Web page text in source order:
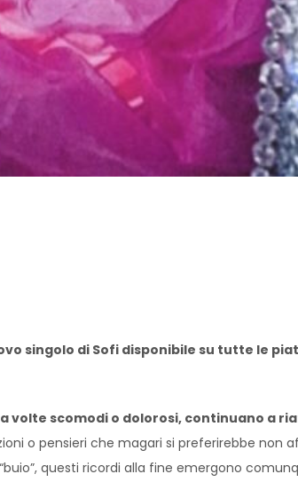
singolo di Sofi disponibile su tutte le
volte scomodi o dolorosi, continuano a
o pensieri che magari si preferirebbe non
questi ricordi alla fine emergono